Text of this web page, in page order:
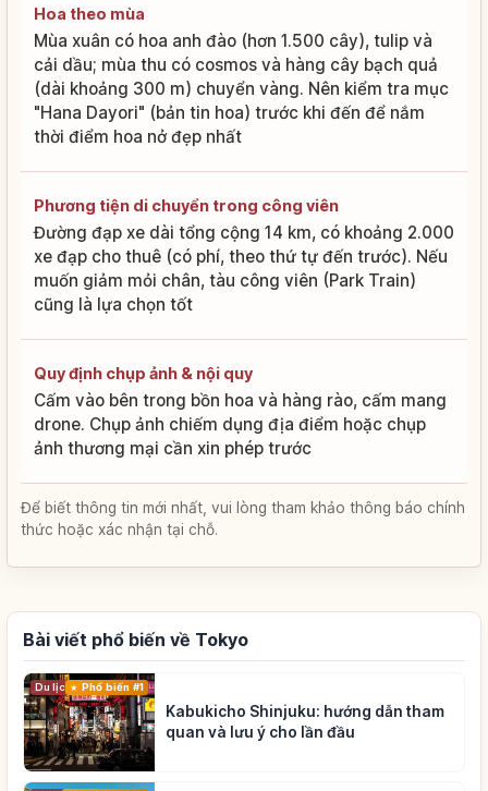
Hoa theo mùa
Mùa xuân có hoa anh đào (hơn 1.500 cây), tulip và
cải dầu; mùa thu có cosmos và hàng cây bạch quả
(dài khoảng 300 m) chuyển vàng. Nên kiểm tra mục
"Hana Dayori" (bản tin hoa) trước khi đến để nắm
thời điểm hoa nở đẹp nhất
Phương tiện di chuyển trong công viên
Đường đạp xe dài tổng cộng 14 km, có khoảng 2.000
xe đạp cho thuê (có phí, theo thứ tự đến trước). Nếu
muốn giảm mỏi chân, tàu công viên (Park Train)
cũng là lựa chọn tốt
Quy định chụp ảnh & nội quy
Cấm vào bên trong bồn hoa và hàng rào, cấm mang
drone. Chụp ảnh chiếm dụng địa điểm hoặc chụp
ảnh thương mại cần xin phép trước
Để biết thông tin mới nhất, vui lòng tham khảo thông báo chính
thức hoặc xác nhận tại chỗ.
Bài viết phổ biến về Tokyo
Du lịch Phổ biến #1
Kabukicho Shinjuku: hướng dẫn tham
quan và lưu ý cho lần đầu